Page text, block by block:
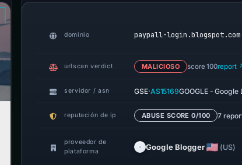
dominio paypall-login.blogspot.com
urlscan verdict MALICIOSO score 100report
servidor / asn GSE·AS15169GOOGLE - Google
reputación de ip ABUSE SCORE 0/100 7
proveedor de
plataforma
Google Blogger (US)